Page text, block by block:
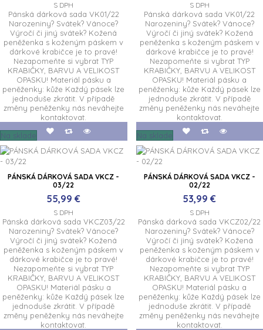
S DPH
Pánská dárková sada VK01/22
Narozeniny? Svátek? Vánoce?
Výročí či jiný svátek? Kožená
peněženka s koženým páskem v
dárkové krabičce je to pravé!
Nezapomeňte si vybrat TYP
KRABIČKY, BARVU A VELIKOST
OPASKU! Materiál pásku a
peněženky: kůže Každý pásek lze
jednoduše zkrátit. V případě
změny peněženky nás neváhejte
kontaktovat.
Na sklade
S DPH
Pánská dárková sada VK01/22
Narozeniny? Svátek? Vánoce?
Výročí či jiný svátek? Kožená
peněženka s koženým páskem v
dárkové krabičce je to pravé!
Nezapomeňte si vybrat TYP
KRABIČKY, BARVU A VELIKOST
OPASKU! Materiál pásku a
peněženky: kůže Každý pásek lze
jednoduše zkrátit. V případě
změny peněženky nás neváhejte
kontaktovat.
Na sklade
PÁNSKÁ DÁRKOVÁ SADA VKCZ -
03/22
55,99 €
S DPH
Pánská dárková sada VKCZ03/22
Narozeniny? Svátek? Vánoce?
Výročí či jiný svátek? Kožená
peněženka s koženým páskem v
dárkové krabičce je to pravé!
Nezapomeňte si vybrat TYP
KRABIČKY, BARVU A VELIKOST
OPASKU! Materiál pásku a
peněženky: kůže Každý pásek lze
jednoduše zkrátit. V případě
změny peněženky nás neváhejte
kontaktovat.
PÁNSKÁ DÁRKOVÁ SADA VKCZ -
02/22
53,99 €
S DPH
Pánská dárková sada VKCZ02/22
Narozeniny? Svátek? Vánoce?
Výročí či jiný svátek? Kožená
peněženka s koženým páskem v
dárkové krabičce je to pravé!
Nezapomeňte si vybrat TYP
KRABIČKY, BARVU A VELIKOST
OPASKU! Materiál pásku a
peněženky: kůže Každý pásek lze
jednoduše zkrátit. V případě
změny peněženky nás neváhejte
kontaktovat.